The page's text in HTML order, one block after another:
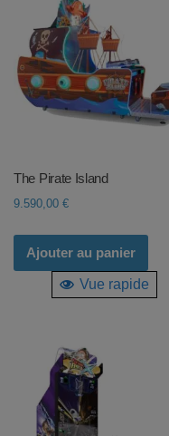
The Pirate Island
9.590,00 €
Ajouter au panier
Vue rapide